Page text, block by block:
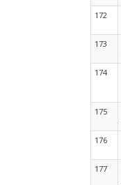
172
173
174
175
176
177